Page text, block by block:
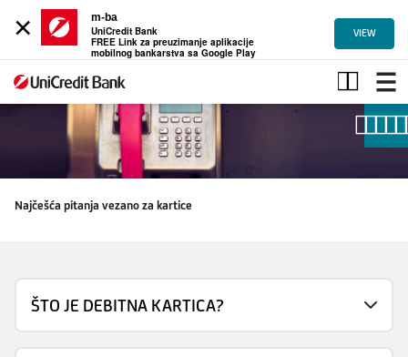
×
m-ba
UniCredit Bank
FREE Link za preuzimanje aplikacije
mobilnog bankarstva sa Google Play
VIEW
Najčešća
pitanja
Najčešća pitanja vezano za kartice
ŠTO JE DEBITNA KARTICA?